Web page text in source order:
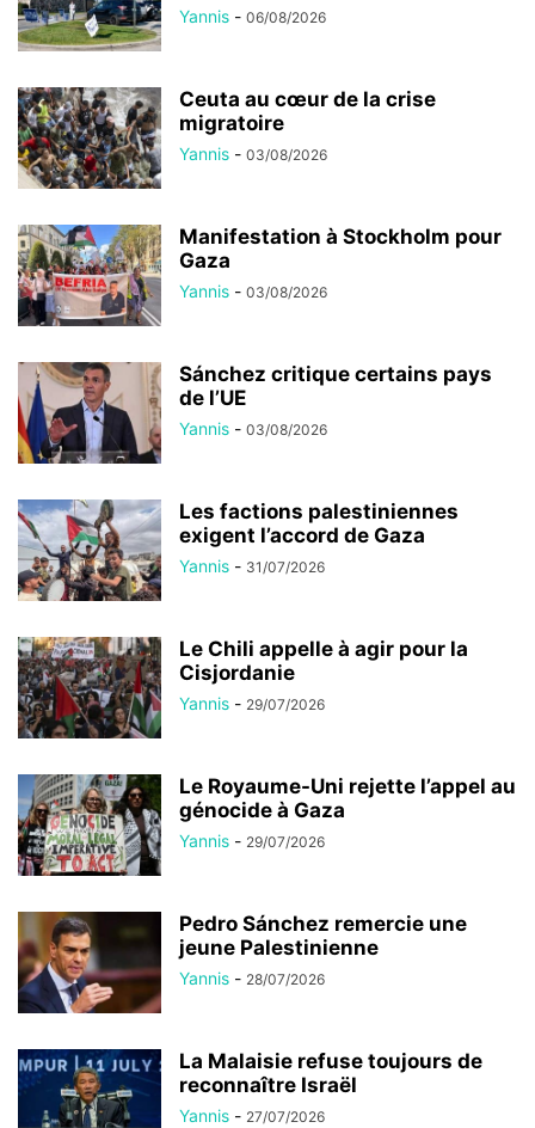
Yannis - 06/08/2026
Ceuta au cœur de la crise
migratoire
Yannis - 03/08/2026
Manifestation à Stockholm pour
Gaza
Yannis - 03/08/2026
Sánchez critique certains pays
de l’UE
Yannis - 03/08/2026
Les factions palestiniennes
exigent l’accord de Gaza
Yannis - 31/07/2026
Le Chili appelle à agir pour la
Cisjordanie
Yannis - 29/07/2026
Le Royaume-Uni rejette l’appel au
génocide à Gaza
Yannis - 29/07/2026
Pedro Sánchez remercie une
jeune Palestinienne
Yannis - 28/07/2026
La Malaisie refuse toujours de
reconnaître Israël
Yannis - 27/07/2026